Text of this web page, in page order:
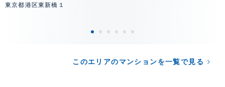
東京都港区東新橋１
このエリアのマンションを一覧で見る